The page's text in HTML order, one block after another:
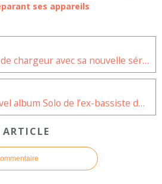
ses appareils
Apple ne fournit pas de chargeur avec sa nouvelle série iPhone 12
McCartney III, le nouvel album Solo de l’ex-bassiste des Beatles